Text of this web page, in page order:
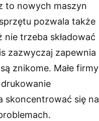
to nowych maszyn
pozwala także
trzeba składować
zazwyczaj zapewnia
znikome. Małe firmy
skoncentrować się na